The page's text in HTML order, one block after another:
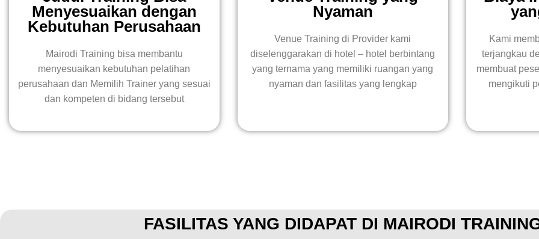
Menyesuaikan dengan
Kebutuhan Perusahaan
Mairodi Training bisa membantu
menyesuaikan kebutuhan pelatihan
perusahaan dan Memilih Trainer yang sesuai
dan kompeten di bidang tersebut
Nyaman
Venue Training di Provider kami
diselenggarakan di hotel – hotel berbintang
yang ternama yang memiliki ruangan yang
nyaman dan fasilitas yang lengkap
Kami
terjangkau
membuat
mengikuti
FASILITAS YANG DIDAPAT DI MAIRODI